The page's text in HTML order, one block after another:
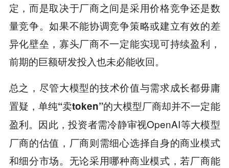
定，而是取决于厂商之间是采用价格竞争还是数
量竞争。如果不能协调竞争策略或建立有效的差
异化壁垒，寡头厂商不一定能实现可持续盈利，
前期的巨额研发投入也未必能收回。
总之， 尽管大模型的技术价值与需求成长都毋庸
置疑，单纯“卖token”的大模型厂商却并不一定能
盈利。因此，投资者需冷静审视OpenAI等大模型
厂商的估值，厂商则需细心选择自身的商业模式
和细分市场。无论采用哪种商业模式，若厂商能